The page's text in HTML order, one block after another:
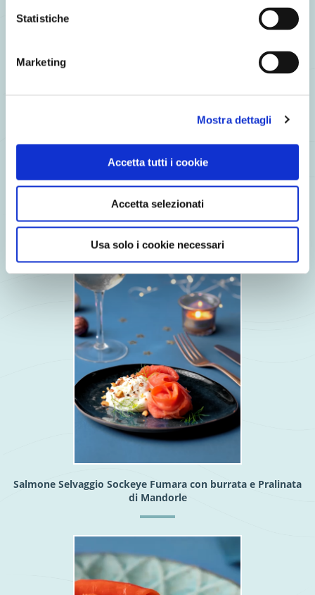
Statistiche
Marketing
Mostra dettagli
Accetta tutti i cookie
Accetta selezionati
Usa solo i cookie necessari
Salmone Selvaggio Sockeye Fumara con burrata e Pralinata
di Mandorle